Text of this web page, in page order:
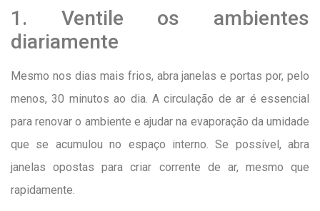
1. Ventile os ambientes
diariamente
Mesmo nos dias mais frios, abra janelas e portas por, pelo
menos, 30 minutos ao dia. A circulação de ar é essencial
para renovar o ambiente e ajudar na evaporação da umidade
que se acumulou no espaço interno. Se possível, abra
janelas opostas para criar corrente de ar, mesmo que
rapidamente.